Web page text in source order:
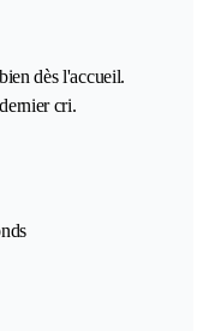
dès l'accueil.
cri.